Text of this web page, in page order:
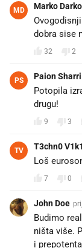
MD Marko Darko
dobra sise
32 2
PS Paion Sharri
Potopila
drugu!
9 3
TV T3chn0
Loš
7 0
John Doe
Budimo
ništa više.
i